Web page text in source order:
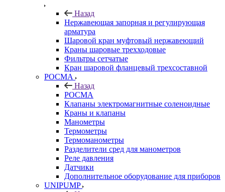
Назад
Нержавеющая запорная и регулирующая
арматура
Шаровой кран муфтовый нержавеющий
Краны шаровые трехходовые
Фильтры сетчатые
Кран шаровой фланцевый трехсоставной
РОСМА
Назад
РОСМА
Клапаны электромагнитные соленоидные
Краны и клапаны
Манометры
Термометры
Термоманометры
Разделители сред для манометров
Реле давления
Датчики
Дополнительное оборудование для приборов
UNIPUMP